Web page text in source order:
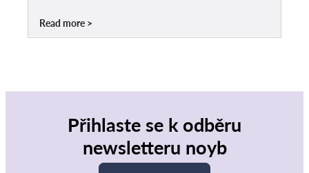
Read more
Přihlaste se k odběru
newsletteru noyb